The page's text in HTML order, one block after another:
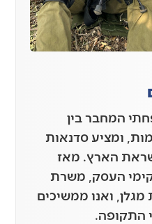
המחבר בין
ומציע סדנאות
הארץ. מאז
העסק, משרת
מגלן, ואנו ממשיכים
התקופה.